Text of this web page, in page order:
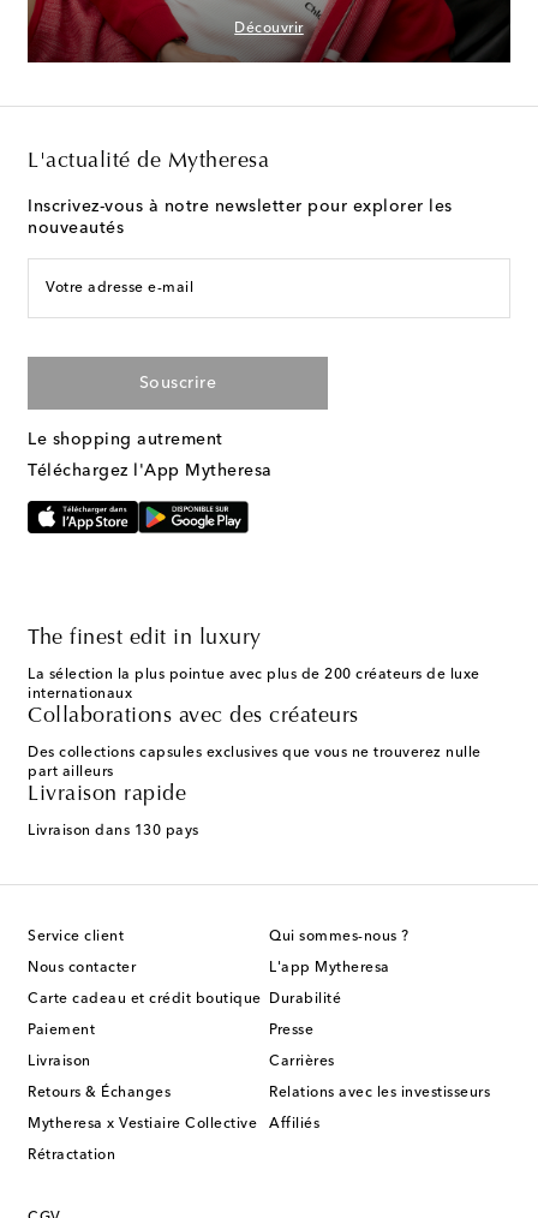
Découvrir
L'actualité de Mytheresa
Inscrivez-vous à notre newsletter pour explorer les
nouveautés
Votre adresse e-mail
Souscrire
Le shopping autrement
Téléchargez l'App Mytheresa
The finest edit in luxury
La sélection la plus pointue avec plus de 200 créateurs de luxe
internationaux
Collaborations avec des créateurs
Des collections capsules exclusives que vous ne trouverez nulle
part ailleurs
Livraison rapide
Livraison dans 130 pays
Service client
Nous contacter
Carte cadeau et crédit boutique
Paiement
Livraison
Retours & Échanges
Mytheresa x Vestiaire Collective
Rétractation
Qui sommes-nous ?
L'app Mytheresa
Durabilité
Presse
Carrières
Relations avec les investisseurs
Affiliés